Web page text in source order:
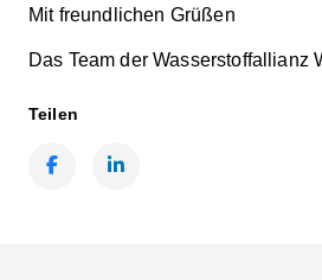
Mit freundlichen Grüßen
Das Team der Wasserstoffallianz
Teilen